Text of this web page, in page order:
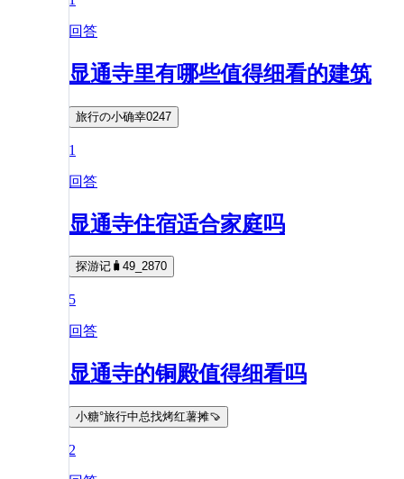
回答
显通寺里有哪些值得细看的建筑
旅行の小确幸0247
1
回答
显通寺住宿适合家庭吗
探游记🧳49_2870
5
回答
显通寺的铜殿值得细看吗
小糖°旅行中总找烤红薯摊🍠
2